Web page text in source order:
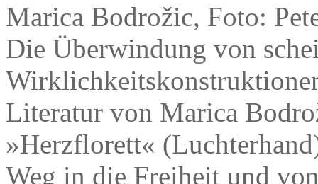
Marica Bodrožic, Foto:
Die Überwindung von
Literatur von Marica
»Herzflorett«
Weg in die Freiheit und